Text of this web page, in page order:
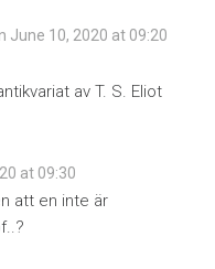
June 10, 2020 at 09:20
av T. S. Eliot
at 09:30
att en inte är